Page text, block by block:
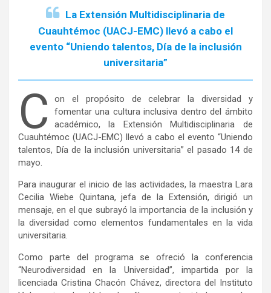
La Extensión Multidisciplinaria de
Cuauhtémoc (UACJ-EMC) llevó a cabo el
evento “Uniendo talentos, Día de la inclusión
universitaria”
C
on el propósito de celebrar la diversidad y
fomentar una cultura inclusiva dentro del ámbito
académico, la Extensión Multidisciplinaria de
Cuauhtémoc (UACJ-EMC) llevó a cabo el evento “Uniendo
talentos, Día de la inclusión universitaria” el pasado 14 de
mayo.
Para inaugurar el inicio de las actividades, la maestra Lara
Cecilia Wiebe Quintana, jefa de la Extensión, dirigió un
mensaje, en el que subrayó la importancia de la inclusión y
la diversidad como elementos fundamentales en la vida
universitaria.
Como parte del programa se ofreció la conferencia
“Neurodiversidad en la Universidad”, impartida por la
licenciada Cristina Chacón Chávez, directora del Instituto